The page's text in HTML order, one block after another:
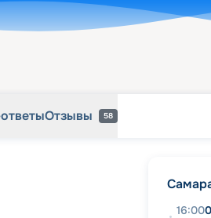
Отзывы 58
16:00